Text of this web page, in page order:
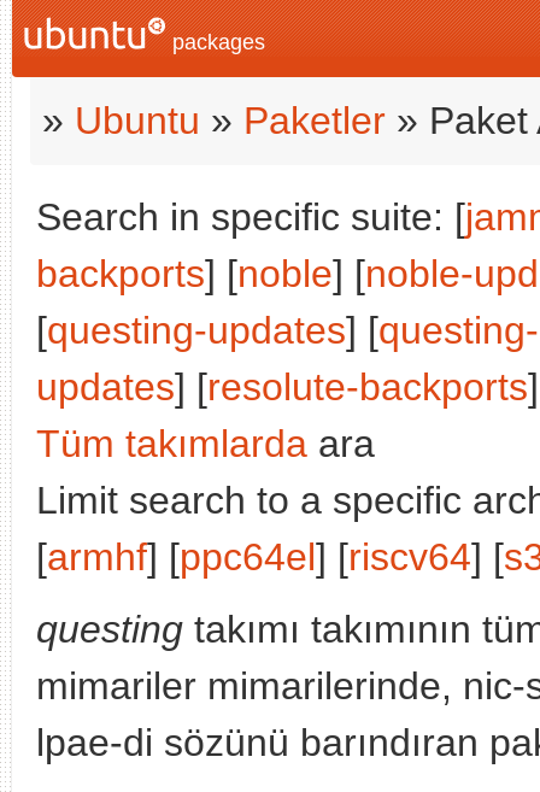
packages
» Ubuntu » Paketler » Paket
Search in specific suite: [
backports] [noble] [noble-
[questing-updates] [
updates] [resolute-backports
Tüm takımlarda ara
Limit search to a specific
[armhf] [ppc64el] [riscv64] [
questing takımı takımının
mimariler mimarilerinde,
lpae-di sözünü barındıran